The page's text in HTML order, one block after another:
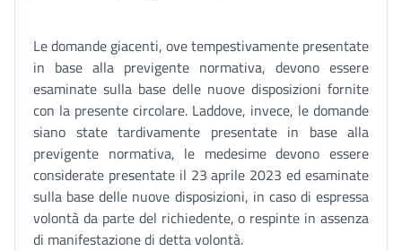
Le domande giacenti, ove tempestivamente presentate
in base alla previgente normativa, devono essere
esaminate sulla base delle nuove disposizioni fornite
con la presente circolare. Laddove, invece, le domande
siano state tardivamente presentate in base alla
previgente normativa, le medesime devono essere
considerate presentate il 23 aprile 2023 ed esaminate
sulla base delle nuove disposizioni, in caso di espressa
volontà da parte del richiedente, o respinte in assenza
di manifestazione di detta volontà.